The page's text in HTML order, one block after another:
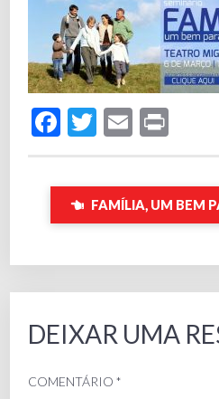
Facebook
Twitter
Email
FAMÍLIA, UM BEM
DEIXAR UMA
COMENTÁRIO*